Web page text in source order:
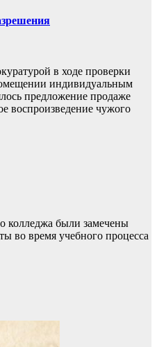
в ходе проверки
индивидуальным
предложение продаже
воспроизведение чужого
колледжа были замечены
во время учебного процесса